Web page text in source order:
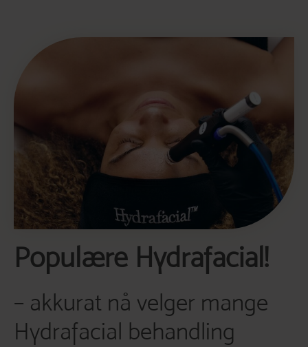
Populære Hydrafacial!
– akkurat nå velger mange
Hydrafacial behandling